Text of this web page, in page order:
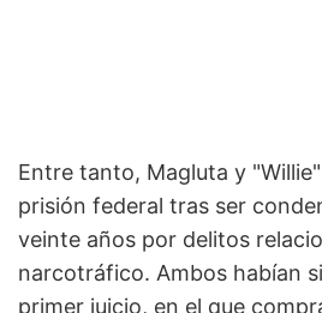
Entre tanto, Magluta y
prisión federal tras ser
veinte años por delitos
narcotráfico. Ambos habían
primer juicio, en el que